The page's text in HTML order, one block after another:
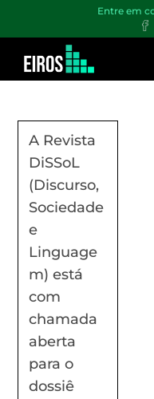
Entre em
A Revista
DiSSoL
(Discurso,
Sociedade
e
Linguage
m) está
com
chamada
aberta
para o
dossiê